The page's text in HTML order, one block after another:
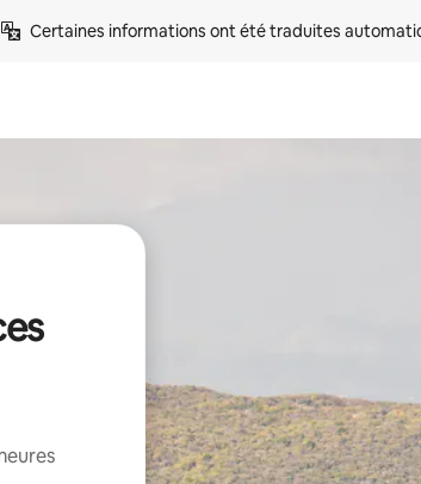
Certaines informations ont été traduites